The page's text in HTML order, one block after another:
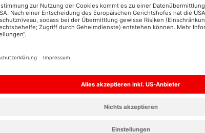
Voraussetzungen die Möglichkeit, eine
sowie Höheder Wohnbeihilfe ergibt sich
und denMietkosten. Weitere Informationen,